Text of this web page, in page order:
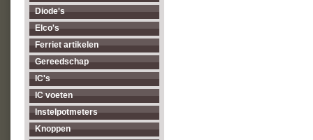
Diode's
Elco's
Ferriet artikelen
Gereedschap
IC's
IC voeten
Instelpotmeters
Knoppen